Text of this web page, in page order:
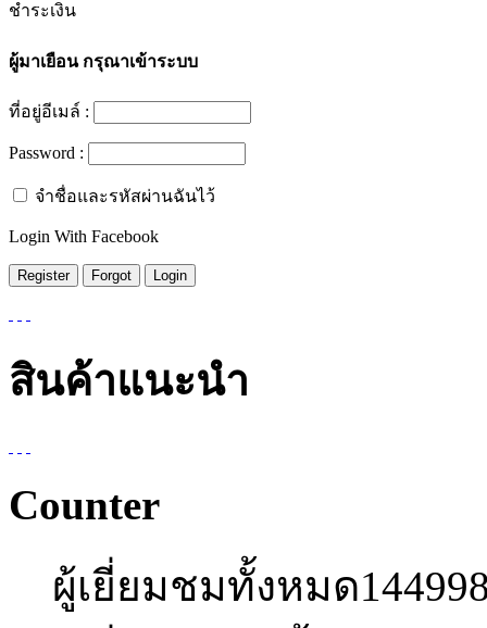
ชำระเงิน
ผู้มาเยือนกรุณาเข้าระบบ
ที่อยู่อีเมล์ :
Password :
จำชื่อและรหัสผ่านฉันไว้
Login With Facebook
สินค้าแนะนำ
Counter
ผู้เยี่ยมชมทั้งหมด